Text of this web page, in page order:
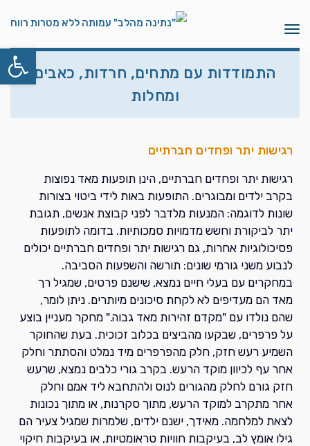
פתח
תפריט
התמודדות עם מתחים, חרדות, כאבים
ומחלות
רגישות יתר ופחדים חברתיים
רגישות יתר ופחדים חברתיים, הינן תופעות מאד נפוצות
בקרב ילדים ומבוגרים. התופעות באות לידי ביטוי בצורות
שונות לדוגמה: המנעות מלדבר לפני קבוצת אנשים, תגובת
יתר לביקורת וחשש מדמויות סמכותיות. בדומה לתופעות
פסיכולוגיות אחרות, גם רגישות יתר ופחדים חברתיים יכולים
לנבוע משני גורמי שונים: תורשה והשפעות הסביבה.
במחקרים עם בעלי חיים נמצא, שישנם פרטים, שמגיל רך
מאד הם מעדיפים לא לקחת סיכונים מיותרים. ניתן לומר,
שהם נולדו עם "מקדם זהירות מאד גבוה." מחקר מעניין בוצע
על פרפרים, שבקעו מהביצים בכלוב זכוכית. בעת שהחוקר
השמיע רעש חזק, חלק מהפרפרים מיד נמלט והסתתר וחלק
אחר עף לכיוון מוקד הרעש. בקרב גורי כלבים נמצא, שרעש
חזק גורם לחלק מהגורים לנוס ולהתחבא ליד אמם וחלק
אחר מתקרב למוקד הרעש, מתוך סקרנות, או מתוך נכונות
לצאת למלחמה. מאידך, ישנם ילדים, שלמרות שמגיל צעיר הם
גילו אומץ לב, בעיקבות חוויות טראומטיות, או בעיקבות חיקוי